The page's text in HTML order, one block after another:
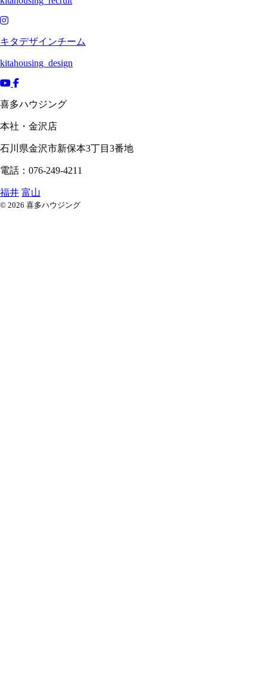
キタデザインチーム
kitahousing_design
喜多ハウジング
本社・金沢店
石川県金沢市新保本3丁目3番地
電話：076-249-4211
福井 富山
© 2026 喜多ハウジング